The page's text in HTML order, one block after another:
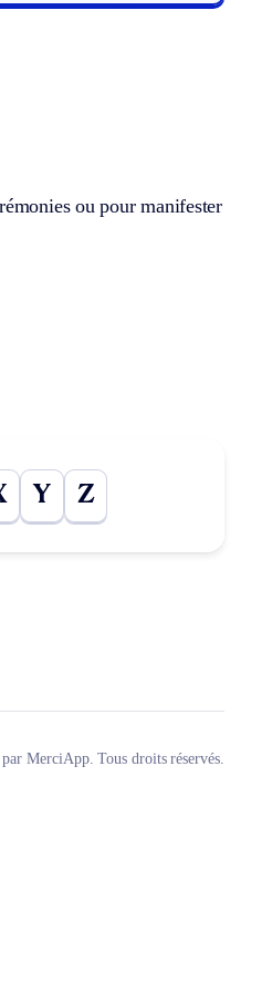
ou pour manifester
Y Z
MerciApp. Tous droits réservés.